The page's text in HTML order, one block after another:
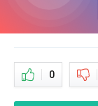
0